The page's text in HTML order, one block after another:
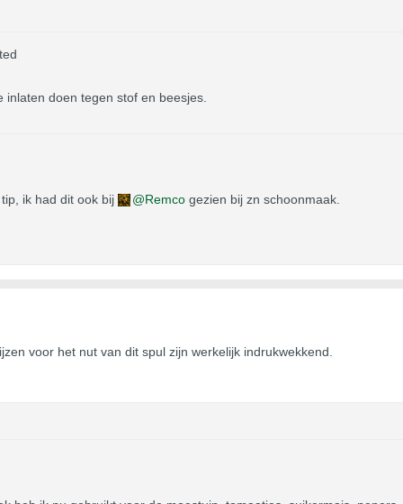
inlaten doen tegen stof en beesjes.
ik had dit ook bij Remco gezien bij zn schoonmaak.
voor het nut van dit spul zijn werkelijk indrukwekkend.